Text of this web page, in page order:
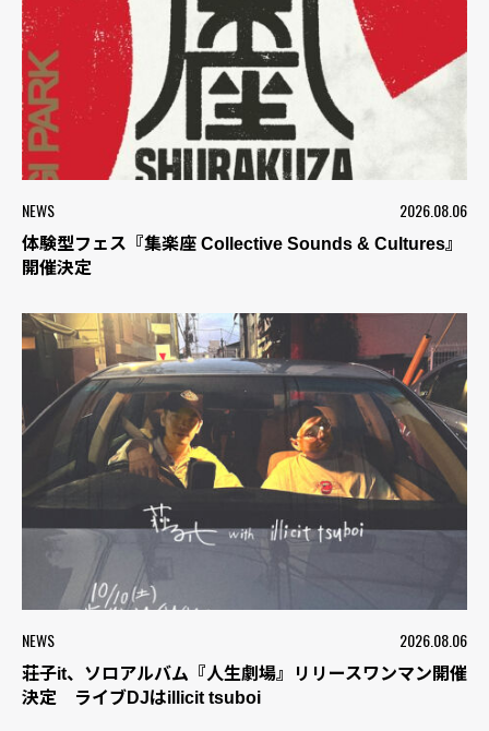
NEWS 2026.08.06
体験型フェス『集楽座 Collective Sounds & Cultures』
開催決定
NEWS 2026.08.06
荘子it、ソロアルバム『人生劇場』リリースワンマン開催
決定 ライブDJはillicit tsuboi